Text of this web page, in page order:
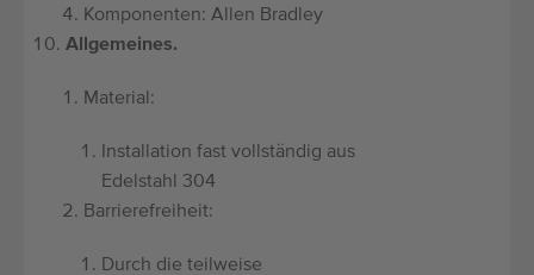
Komponenten: Allen Bradley
Allgemeines.
Material:
Installation fast vollständig aus
Edelstahl 304
Barrierefreiheit:
Durch die teilweise